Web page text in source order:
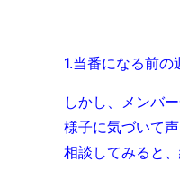
1.当番になる前
しかし、メンバ
様子に気づいて
相談してみると、